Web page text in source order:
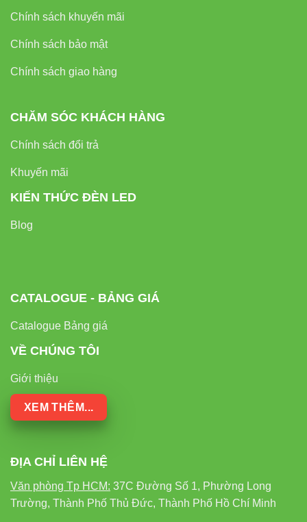
Chính sách khuyến mãi
Chính sách bảo mật
Chính sách giao hàng
CHĂM SÓC KHÁCH HÀNG
Chính sách đổi trả
Khuyến mãi
KIẾN THỨC ĐÈN LED
Blog
CATALOGUE - BẢNG GIÁ
Catalogue Bảng giá
VỀ CHÚNG TÔI
Giới thiệu
XEM THÊM...
ĐỊA CHỈ LIÊN HỆ
Văn phòng Tp HCM: 37C Đường Số 1, Phường Long
Trường, Thành Phố Thủ Đức, Thành Phố Hồ Chí Minh